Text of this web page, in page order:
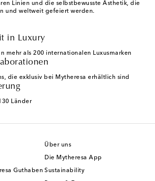
Linien und die selbstbewusste Ästhetik, die
und weltweit gefeiert werden.
in Luxury
mehr als 200 internationalen Luxusmarken
die exklusiv bei Mytheresa erhältlich sind
Länder
Guthaben
Über uns
Die Mytheresa App
Sustainability